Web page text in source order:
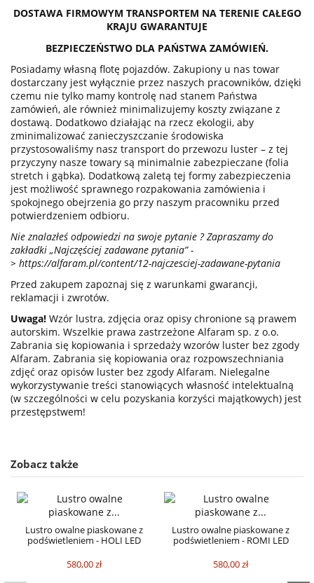
DOSTAWA FIRMOWYM TRANSPORTEM NA TERENIE CAŁEGO
KRAJU GWARANTUJE
BEZPIECZEŃSTWO DLA PAŃSTWA ZAMÓWIEŃ.
Posiadamy własną flotę pojazdów. Zakupiony u nas towar
dostarczany jest wyłącznie przez naszych pracowników, dzięki
czemu nie tylko mamy kontrolę nad stanem Państwa
zamówień, ale również minimalizujemy koszty związane z
dostawą. Dodatkowo działając na rzecz ekologii, aby
zminimalizować zanieczyszczanie środowiska
przystosowaliśmy nasz transport do przewozu luster – z tej
przyczyny nasze towary są minimalnie zabezpieczane (folia
stretch i gąbka). Dodatkową zaletą tej formy zabezpieczenia
jest możliwość sprawnego rozpakowania zamówienia i
spokojnego obejrzenia go przy naszym pracowniku przed
potwierdzeniem odbioru.
Nie znalazłeś odpowiedzi na swoje pytanie ? Zapraszamy do
zakładki „Najczęściej zadawane pytania” -
> https://alfaram.pl/content/12-najczesciej-zadawane-pytania
Przed zakupem zapoznaj się z warunkami gwarancji,
reklamacji i zwrotów.
Uwaga! Wzór lustra, zdjęcia oraz opisy chronione są prawem
autorskim. Wszelkie prawa zastrzeżone Alfaram sp. z o.o.
Zabrania się kopiowania i sprzedaży wzorów luster bez zgody
Alfaram. Zabrania się kopiowania oraz rozpowszechniania
zdjęć oraz opisów luster bez zgody Alfaram. Nielegalne
wykorzystywanie treści stanowiących własność intelektualną
(w szczególności w celu pozyskania korzyści majątkowych) jest
przestępstwem!
Zobacz także
Lustro owalne piaskowane z
podświetleniem - HOLI LED
580,00 zł
Lustro owalne piaskowane z
podświetleniem - ROMI LED
580,00 zł